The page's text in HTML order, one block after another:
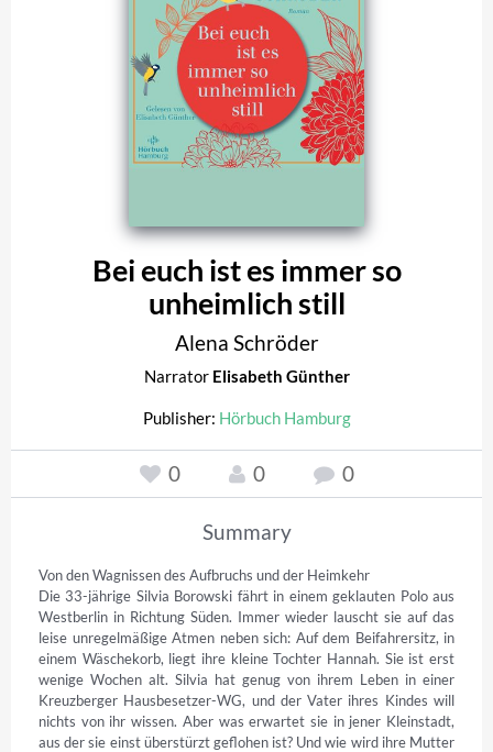
Bei euch ist es immer so
unheimlich still
Alena Schröder
Narrator Elisabeth Günther
Publisher: Hörbuch Hamburg
0 0 0
Summary
Von den Wagnissen des Aufbruchs und der Heimkehr
Die 33-jährige Silvia Borowski fährt in einem geklauten Polo aus
Westberlin in Richtung Süden. Immer wieder lauscht sie auf das
leise unregelmäßige Atmen neben sich: Auf dem Beifahrersitz, in
einem Wäschekorb, liegt ihre kleine Tochter Hannah. Sie ist erst
wenige Wochen alt. Silvia hat genug von ihrem Leben in einer
Kreuzberger Hausbesetzer-WG, und der Vater ihres Kindes will
nichts von ihr wissen. Aber was erwartet sie in jener Kleinstadt,
aus der sie einst überstürzt geflohen ist? Und wie wird ihre Mutter